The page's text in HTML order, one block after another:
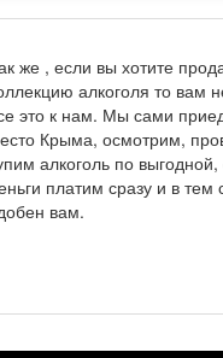
же , если вы хотите
алкоголя то вам
это к нам. Мы сами
Крыма, осмотрим,
алкоголь по
платим сразу и в тем
вам.